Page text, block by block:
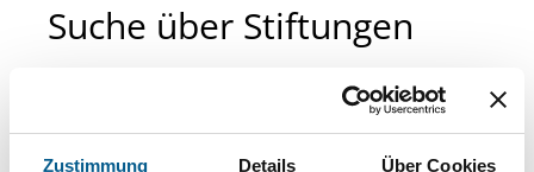
Zustimmung Details Über Cookies
Suche über Stiftungen
Sie suchen finanzielle Unterstützung für ein